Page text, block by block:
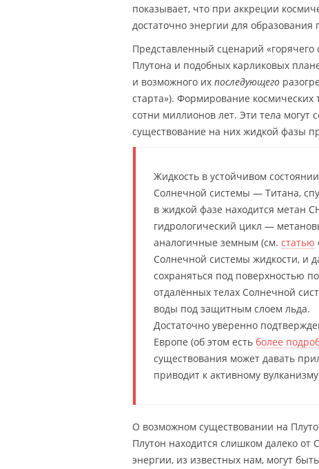
показывает, что при аккреции
достаточно энергии для
Представленный сценарий
Плутона и подобных карликовых
и возможного их последующего
старта»). Формирование
сотни миллионов лет. Эти тела
существование на них жидкой фазы
Жидкость в устойчивом
Солнечной системы — Титана,
в жидкой фазе находится метан
гидрологический цикл —
аналогичные земным (см. статью
Солнечной системы жидкости, и
сохраняться под поверхностью
отдалённых телах Солнечной
воды под защитным слоем льда.
Достаточно уверенно
Европе (об этом есть более
существования может давать
приводит к активному
О возможном существовании на
Плутон находится слишком далеко
энергии, из известных нам, могут